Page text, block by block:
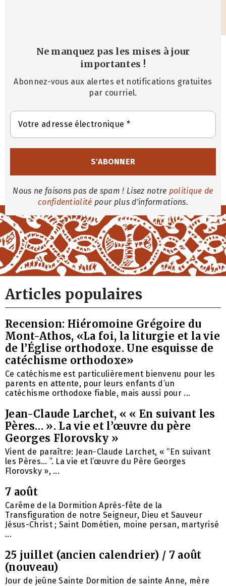
Ne manquez pas les mises à jour
importantes !
Abonnez-vous aux alertes et notifications gratuites
par courriel.
Nous ne faisons pas de spam ! Lisez notre politique de
confidentialité pour plus d'informations.
Articles populaires
Recension: Hiéromoine Grégoire du
Mont-Athos, «La foi, la liturgie et la vie
de l’Église orthodoxe. Une esquisse de
catéchisme orthodoxe»
Ce catéchisme est particulièrement bienvenu pour les
parents en attente, pour leurs enfants d’un
catéchisme orthodoxe fiable, mais aussi pour ...
Jean-Claude Larchet, « « En suivant les
Pères… ». La vie et l’œuvre du père
Georges Florovsky »
Vient de paraître: Jean-Claude Larchet, « “En suivant
les Pères… ”. La vie et l’œuvre du Père Georges
Florovsky », ...
7 août
Carême de la Dormition Après-fête de la
Transfiguration de notre Seigneur, Dieu et Sauveur
Jésus-Christ ; Saint Dométien, moine persan, martyrisé
...
25 juillet (ancien calendrier) / 7 août
(nouveau)
Jour de jeûne Sainte Dormition de sainte Anne, mère